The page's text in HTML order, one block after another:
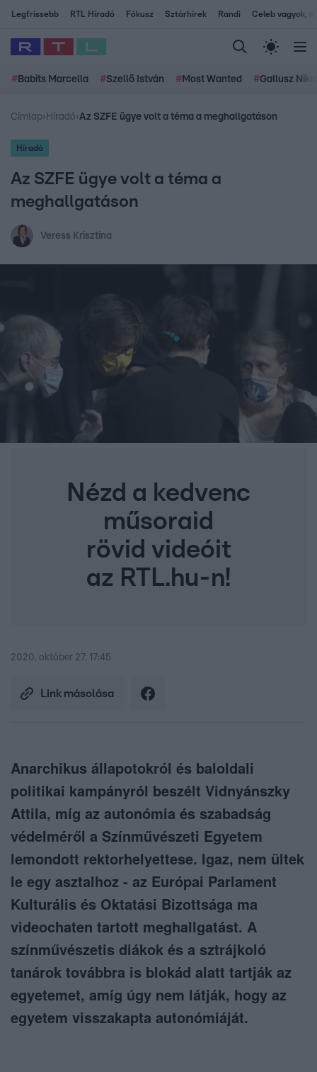
Legfrissebb RTL Híradó Fókusz Sztárhírek Randi Celeb vagyok,
# Babits Marcella #Szellő István # Most Wanted #Gallusz
Címlap› Híradó›Az SZFE ügye volt a téma a meghallgatáson
Híradó
Az SZFE ügye volt a téma a
meghallgatáson
Veress Krisztina
Nézd a kedvenc
műsoraid
rövid videóit
az RTL.hu-n!
2020. október 27. 17:45
Link másolása
Anarchikus állapotokról és baloldali
politikai kampányról beszélt Vidnyánszky
Attila, míg az autonómia és szabadság
védelméről a Színművészeti Egyetem
lemondott rektorhelyettese. Igaz, nem ültek
le egy asztalhoz - az Európai Parlament
Kulturális és Oktatási Bizottsága ma
videochaten tartott meghallgatást. A
színművészetis diákok és a sztrájkoló
tanárok továbbra is blokád alatt tartják az
egyetemet, amíg úgy nem látják, hogy az
egyetem visszakapta autonómiáját.